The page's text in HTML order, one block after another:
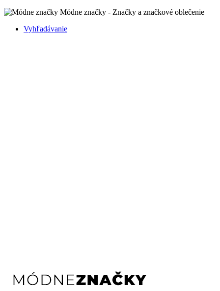
Módne značky - Značky a značkové oblečenie
Vyhľadávanie